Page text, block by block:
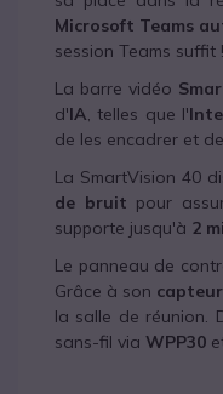
Microsoft Teams
session Teams suffit !
La barre vidéo
d'IA , telles que l'
de les encadrer et
La SmartVision 40
de bruit pour
supporte jusqu'à 2
Le panneau de
Grâce à son
la salle de réunion.
sans-fil via WPP30